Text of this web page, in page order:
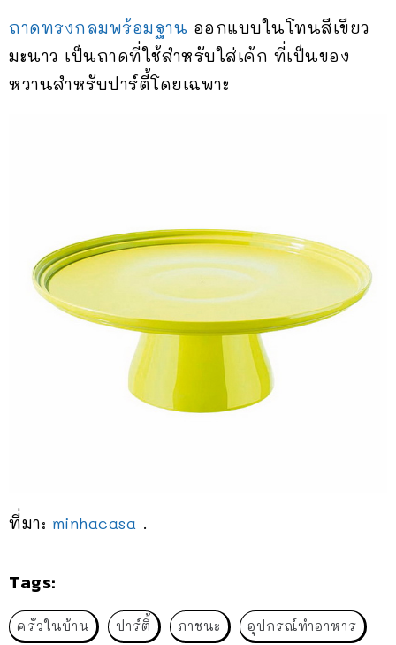
ถาดทรงกลมพร้อมฐาน ออกแบบในโทนสีเขียว
มะนาว เป็นถาดที่ใช้สำหรับใส่เค้ก ที่เป็นของ
หวานสำหรับปาร์ตี้โดยเฉพาะ
ที่มา: minhacasa .
Tags:
ครัวในบ้าน ปาร์ตี้ ภาชนะ อุปกรณ์ทำอาหาร